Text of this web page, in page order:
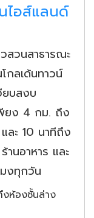
ไอส์แลนด์
สวนสาธารณะ
กลเด้นทาวน์
ยบสงบ
ยง 4 กม. ถึง
ละ 10 นาทีถึง
านอาหาร และ
งทุกวัน
ห้องชั้นล่าง